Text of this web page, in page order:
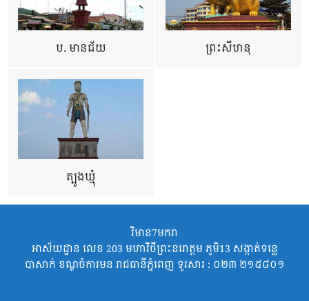
ប. មានជ័យ ព្រះសីហនុ
ត្បូងឃ្មុំ
វិមាន7មករា
អាស័យដ្ឋាន លេខ 203 មហាវិថីព្រះនរោត្តម ភូមិ13 សង្កាត់ទន្លេ
បាសាក់ ខណ្ឌចំការមន រាជធានីភ្នំពេញ ទូរសារ : ០២៣ ២១៥៨០១